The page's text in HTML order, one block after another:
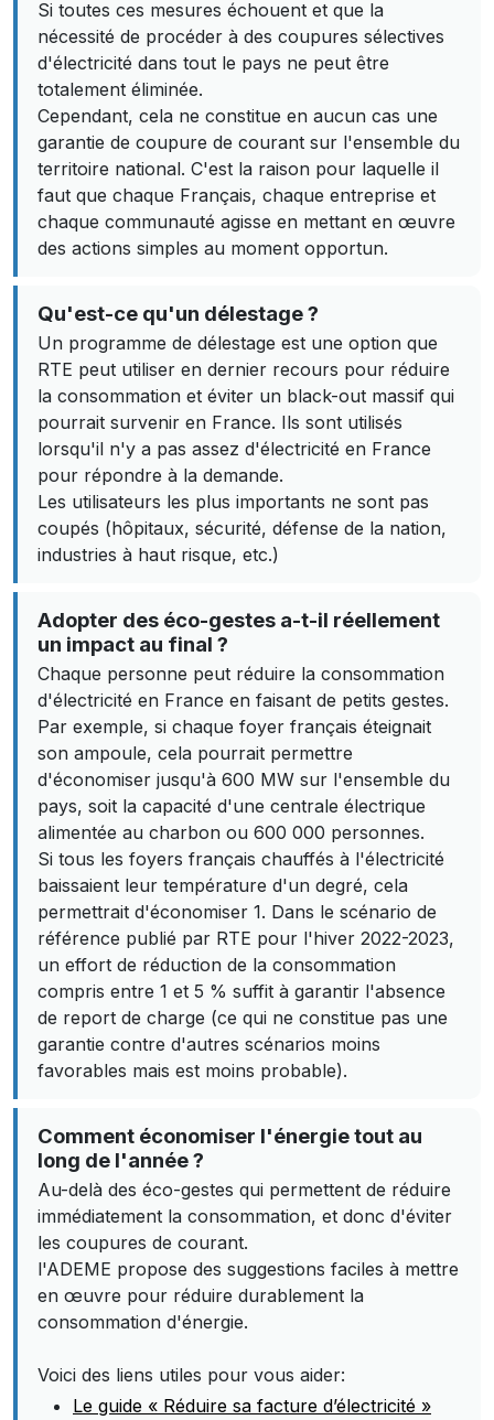
Si toutes ces mesures échouent et que la
nécessité de procéder à des coupures sélectives
d'électricité dans tout le pays ne peut être
totalement éliminée.
Cependant, cela ne constitue en aucun cas une
garantie de coupure de courant sur l'ensemble du
territoire national. C'est la raison pour laquelle il
faut que chaque Français, chaque entreprise et
chaque communauté agisse en mettant en œuvre
des actions simples au moment opportun.
Qu'est-ce qu'un délestage ?
Un programme de délestage est une option que
RTE peut utiliser en dernier recours pour réduire
la consommation et éviter un black-out massif qui
pourrait survenir en France. Ils sont utilisés
lorsqu'il n'y a pas assez d'électricité en France
pour répondre à la demande.
Les utilisateurs les plus importants ne sont pas
coupés (hôpitaux, sécurité, défense de la nation,
industries à haut risque, etc.)
Adopter des éco-gestes a-t-il réellement
un impact au final ?
Chaque personne peut réduire la consommation
d'électricité en France en faisant de petits gestes.
Par exemple, si chaque foyer français éteignait
son ampoule, cela pourrait permettre
d'économiser jusqu'à 600 MW sur l'ensemble du
pays, soit la capacité d'une centrale électrique
alimentée au charbon ou 600 000 personnes.
Si tous les foyers français chauffés à l'électricité
baissaient leur température d'un degré, cela
permettrait d'économiser 1. Dans le scénario de
référence publié par RTE pour l'hiver 2022-2023,
un effort de réduction de la consommation
compris entre 1 et 5 % suffit à garantir l'absence
de report de charge (ce qui ne constitue pas une
garantie contre d'autres scénarios moins
favorables mais est moins probable).
Comment économiser l'énergie tout au
long de l'année ?
Au-delà des éco-gestes qui permettent de réduire
immédiatement la consommation, et donc d'éviter
les coupures de courant.
l'ADEME propose des suggestions faciles à mettre
en œuvre pour réduire durablement la
consommation d'énergie.
Voici des liens utiles pour vous aider:
Le guide « Réduire sa facture d’électricité »